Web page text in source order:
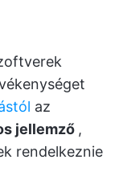
az
jellemző ,
rendelkeznie